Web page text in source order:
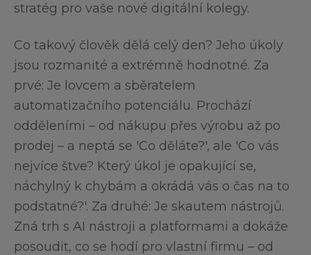
stratég pro vaše nové digitální kolegy.
Co takový člověk dělá celý den? Jeho úkoly
jsou rozmanité a extrémně hodnotné. Za
prvé: Je lovcem a sběratelem
automatizačního potenciálu. Prochází
odděleními – od nákupu přes výrobu až po
prodej – a neptá se 'Co děláte?', ale 'Co vás
nejvíce štve? Který úkol je opakující se,
náchylný k chybám a okrádá vás o čas na to
podstatné?'. Za druhé: Je skautem nástrojů.
Zná trh s AI nástroji a platformami a dokáže
posoudit, co se hodí pro vlastní firmu – od